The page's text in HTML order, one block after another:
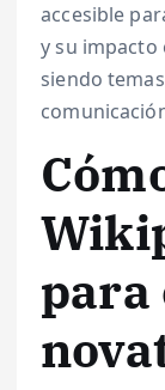
accesible
y su impacto
siendo
para